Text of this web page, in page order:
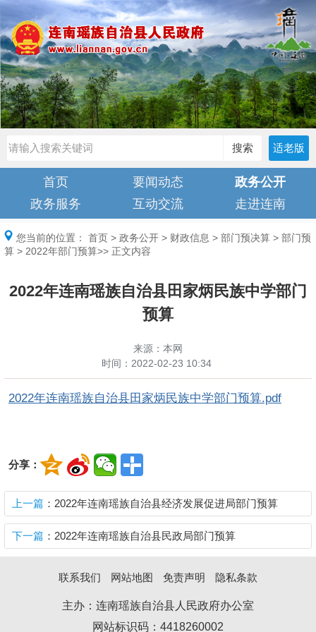
搜索 适老版
首页 要闻动态
政务公开
政务服务
互动交流 走进连南
您当前的位置： 首页 > 政务公开 > 财政信息 > 部门预决算 > 部门预
算 > 2022年部门预算>> 正文内容
2022年连南瑶族自治县田家炳民族中学部门
预算
来源：本网
时间： 2022-02-23 10:34
2022年连南瑶族自治县田家炳民族中学部门预算.pdf
分享：
上一篇 ：2022年连南瑶族自治县经济发展促进局部门预算
下一篇 ：2022年连南瑶族自治县民政局部门预算
联系我们 网站地图 免责声明 隐私条款
主办：连南瑶族自治县人民政府办公室
网站标识码：4418260002